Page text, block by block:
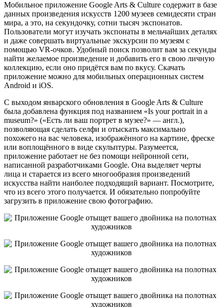
Мобильное приложение Google Arts & Culture содержит в базе
данных произведения искусств 1200 музеев семидесяти стран
мира, а это, на секундочку, сотни тысяч экспонатов.
Пользователи могут изучать экспонаты в мельчайших деталях
и даже совершать виртуальные экскурсии по музеям с
помощью VR-очков. Удобный поиск позволит вам за секунды
найти желаемое произведение и добавить его в свою личную
коллекцию, если оно придётся вам по вкусу. Скачать
приложение можно для мобильных операционных систем
Android и iOS.
С выходом январского обновления в Google Arts & Culture
была добавлена функция под названием «Is your portrait in a
museum?» («Есть ли ваш портрет в музее?» — англ.),
позволяющая сделать селфи и отыскать максимально
похожего на вас человека, изображённого на картине, фреске
или воплощённого в виде скульптуры. Разумеется,
приложение работает не без помощи нейронной сети,
написанной разработчиками Google. Она выделяет черты
лица и старается из всего многообразия произведений
искусства найти наиболее подходящий вариант. Посмотрите,
что из всего этого получается. И обязательно попробуйте
загрузить в приложение свою фотографию.